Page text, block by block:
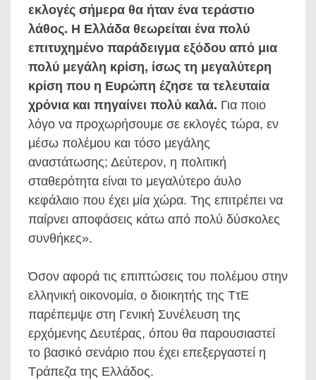
εκλογές σήμερα θα ήταν ένα τεράστιο
λάθος. Η Ελλάδα θεωρείται ένα πολύ
επιτυχημένο παράδειγμα εξόδου από μια
πολύ μεγάλη κρίση, ίσως τη μεγαλύτερη
κρίση που η Ευρώπη έζησε τα τελευταία
χρόνια και πηγαίνει πολύ καλά. Για ποιο
λόγο να προχωρήσουμε σε εκλογές τώρα, εν
μέσω πολέμου και τόσο μεγάλης
αναστάτωσης; Δεύτερον, η πολιτική
σταθερότητα είναι το μεγαλύτερο άυλο
κεφάλαιο που έχει μία χώρα. Της επιτρέπει να
παίρνει αποφάσεις κάτω από πολύ δύσκολες
συνθήκες».
Όσον αφορά τις επιπτώσεις του πολέμου στην
ελληνική οικονομία, ο διοικητής της ΤτΕ
παρέπεμψε στη Γενική Συνέλευση της
ερχόμενης Δευτέρας, όπου θα παρουσιαστεί
το βασικό σενάριο που έχει επεξεργαστεί η
Τράπεζα της Ελλάδος.